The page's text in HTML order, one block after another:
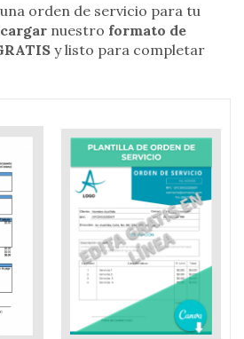
orden de servicio para tu
nuestro formato de
y listo para completar